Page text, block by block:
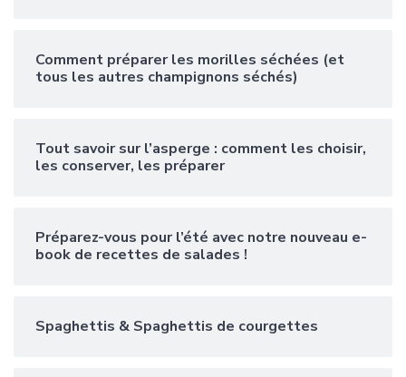
Comment préparer les morilles séchées (et
tous les autres champignons séchés)
Tout savoir sur l’asperge : comment les choisir,
les conserver, les préparer
Préparez-vous pour l’été avec notre nouveau e-
book de recettes de salades !
Spaghettis & Spaghettis de courgettes